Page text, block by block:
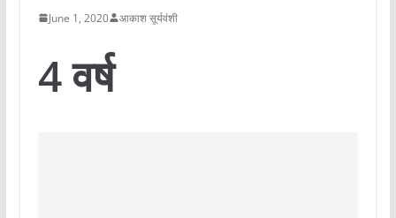
June 1, 2020 आकाश सूर्यवंशी
4 वर्ष